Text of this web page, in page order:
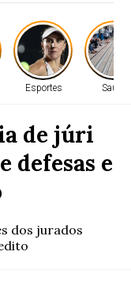
Esportes Saúde
de júri
defesas e
dos jurados